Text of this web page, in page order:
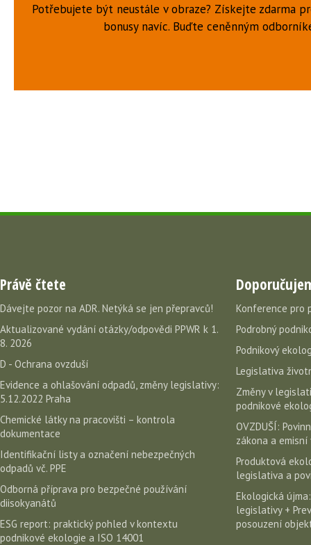
Potřebujete být neustále v obraze? Získejte zdarma
bonusy navíc. Buďte ceněnným
Právě čtete
Dávejte pozor na ADR. Netýká se jen přepravců!
Aktualizované vydání otázky/odpovědi PPWR k 1.
8. 2026
D - Ochrana ovzduší
Evidence a ohlašování odpadů, změny legislativy:
5.12.2022 Praha
Chemické látky na pracovišti – kontrola
dokumentace
Identifikační listy a označení nebezpečných
odpadů vč. PPE
Odborná příprava pro bezpečné používání
diisokyanátů
ESG report: praktický pohled v kontextu
podnikové ekologie a ISO 14001
Konference pro
Podrobný
Podnikový
Legislativa
Změny v
podnikové
OVZDUŠÍ:
zákona a emisní
Produktová
legislativa a
Ekologická
legislativy +
posouzení